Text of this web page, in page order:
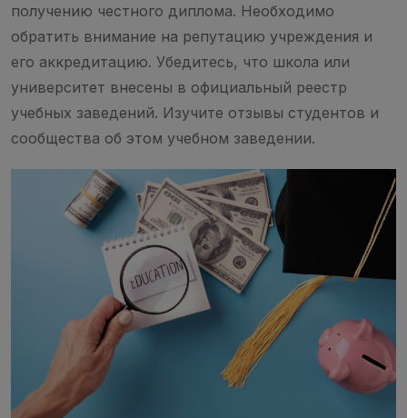
получению честного диплома. Необходимо
обратить внимание на репутацию учреждения и
его аккредитацию. Убедитесь, что школа или
университет внесены в официальный реестр
учебных заведений. Изучите отзывы студентов и
сообщества об этом учебном заведении.